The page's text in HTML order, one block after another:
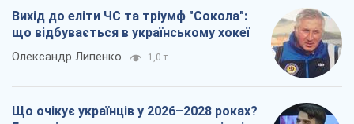
Вихід до еліти ЧС та тріумф "Сокола":
що відбувається в українському хокеї
Олександр Липенко 1,0 т.
Що очікує українців у 2026–2028 роках?